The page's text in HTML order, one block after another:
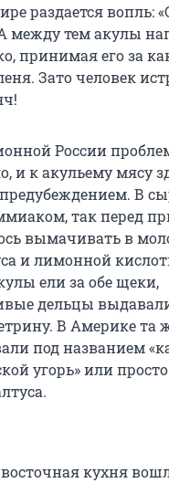
раздается вопль:
между тем акулы
принимая его за
Зато человек
России
и к акульему мясу
В
так перед
вымачивать в
и лимонной
ели за обе щеки,
дельцы
В Америке та
под названием
угорь» или
восточная кухня